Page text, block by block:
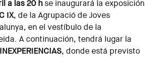
a las 20 hse inaugurará la exposición
IX, de la Agrupació de Joves
en el vestíbulo de la
A continuación, tendrá lugar la
INEXPERIENCIAS, donde está previsto